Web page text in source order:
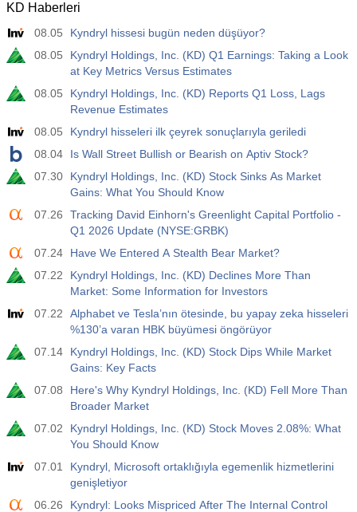
KD Haberleri
08.05
Kyndryl hissesi bugün neden düşüyor?
08.05
Kyndryl Holdings, Inc. (KD) Q1 Earnings: Taking a Look
at Key Metrics Versus Estimates
08.05
Kyndryl Holdings, Inc. (KD) Reports Q1 Loss, Lags
Revenue Estimates
08.05
Kyndryl hisseleri ilk çeyrek sonuçlarıyla geriledi
08.04
Is Wall Street Bullish or Bearish on Aptiv Stock?
07.30
Kyndryl Holdings, Inc. (KD) Stock Sinks As Market
Gains: What You Should Know
07.26
Tracking David Einhorn's Greenlight Capital Portfolio -
Q1 2026 Update (NYSE:GRBK)
07.24
Have We Entered A Stealth Bear Market?
07.22
Kyndryl Holdings, Inc. (KD) Declines More Than
Market: Some Information for Investors
07.22
Alphabet ve Tesla’nın ötesinde, bu yapay zeka hisseleri
%130’a varan HBK büyümesi öngörüyor
07.14
Kyndryl Holdings, Inc. (KD) Stock Dips While Market
Gains: Key Facts
07.08
Here's Why Kyndryl Holdings, Inc. (KD) Fell More Than
Broader Market
07.02
Kyndryl Holdings, Inc. (KD) Stock Moves 2.08%: What
You Should Know
07.01
Kyndryl, Microsoft ortaklığıyla egemenlik hizmetlerini
genişletiyor
06.26
Kyndryl: Looks Mispriced After The Internal Control